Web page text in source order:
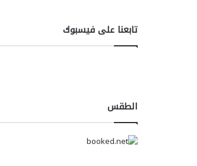
تابعنا على فيسبوك
الطقس